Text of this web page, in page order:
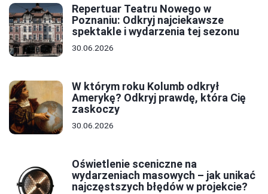
Repertuar Teatru Nowego w
Poznaniu: Odkryj najciekawsze
spektakle i wydarzenia tej sezonu
30.06.2026
W którym roku Kolumb odkrył
Amerykę? Odkryj prawdę, która Cię
zaskoczy
30.06.2026
Oświetlenie sceniczne na
wydarzeniach masowych – jak unikać
najczęstszych błędów w projekcie?